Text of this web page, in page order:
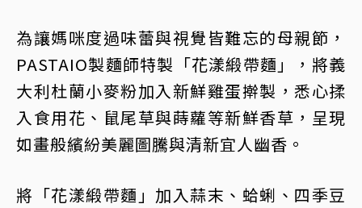
為讓媽咪度過味蕾與視覺皆難忘的母親節，
PASTAIO製麵師特製「花漾緞帶麵」，將義
大利杜蘭小麥粉加入新鮮雞蛋擀製，悉心揉
入食用花、鼠尾草與蒔蘿等新鮮香草，呈現
如畫般繽紛美麗圖騰與清新宜人幽香。
將「花漾緞帶麵」加入蒜末、蛤蜊、四季豆